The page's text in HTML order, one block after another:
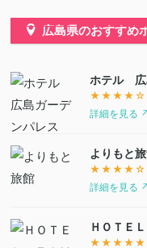
広島県のおすすめ
ホテル 広
★★★★☆
詳細を見る ↗
よりもと
★★★★☆
詳細を見る ↗
ＨＯＴＥ
★★★★★